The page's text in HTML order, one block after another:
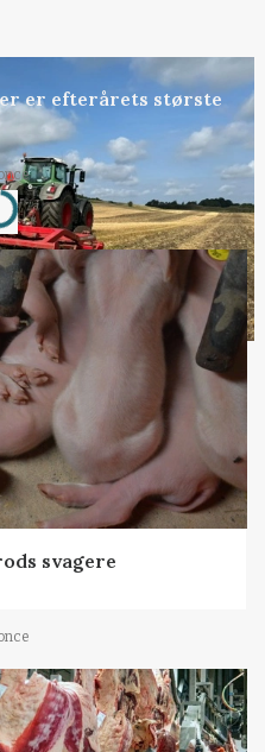
er efterårets største
svagere